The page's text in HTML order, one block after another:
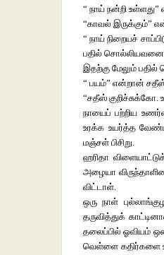
“ நாய் நன்றி
“காவல் இருக்கும்”
“ நாய் நிறையச்
பதில் சொல்லியவனை
இதற்கு மேலும்
“ பயம்” என்றான்
“சதீஸ்
நாயைப் பற்றிய
உரக்க உயர்த்த
மஞ்சள் பிசிறு.
ஹரிதா
அழையா
விட்டாள்.
ஒரு நாள்
தருவித்துக்
தலைப்பில் ஓவியம்
வெள்ளை கதிர்களை